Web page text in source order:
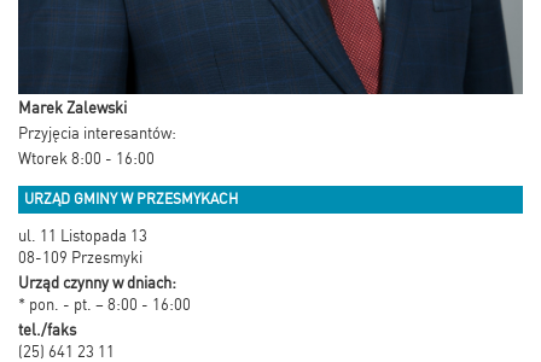
Marek Zalewski
Przyjęcia interesantów:
Wtorek 8:00 - 16:00
URZĄD GMINY W PRZESMYKACH
ul. 11 Listopada 13
08-109 Przesmyki
Urząd czynny w dniach:
* pon. - pt. – 8:00 - 16:00
tel./faks
(25) 641 23 11